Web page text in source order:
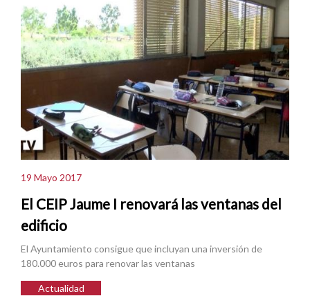
19 Mayo 2017
El CEIP Jaume I renovará las ventanas del
edificio
El Ayuntamiento consigue que incluyan una inversión de
180.000 euros para renovar las ventanas
Actualidad